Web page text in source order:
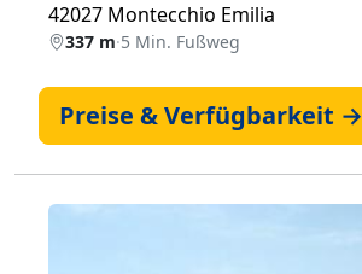
42027 Montecchio Emilia
337 m·5 Min. Fußweg
Preise & Verfügbarkeit →